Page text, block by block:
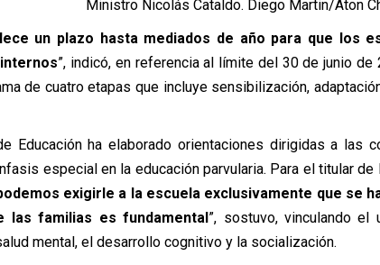
Ministro Nicolás Cataldo. Diego Martin/Aton
un plazo hasta mediados de año para que los
”, indicó, en referencia al límite del 30 de junio
de cuatro etapas que incluye sensibilización,
Educación ha elaborado orientaciones dirigidas a las
especial en la educación parvularia. Para el titular
exigirle a la escuela exclusivamente que se
las familias es fundamental”, sostuvo, vinculando
mental, el desarrollo cognitivo y la socialización.